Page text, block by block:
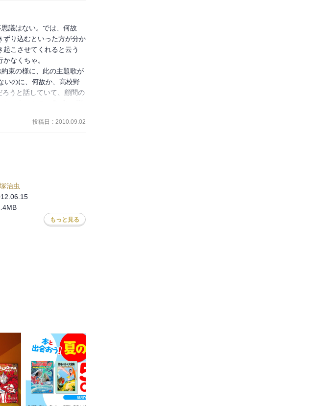
議はない。では、何故
ずり込むといった方が分か
こさせてくれると云う
なくちゃ。
束の様に、此の主題歌が
いのに、何故か、高校野
うと話していて、顧問の
投稿日 : 2010.09.02
治虫
もっと見る